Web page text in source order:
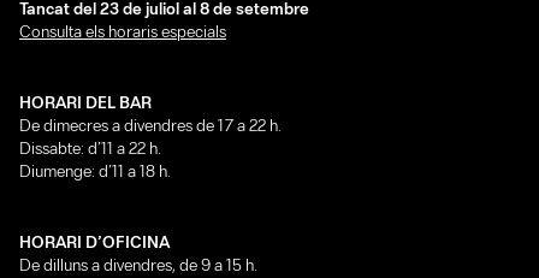
Tancat del 23 de juliol al 8 de setembre
Consulta els horaris especials
HORARI DEL BAR
De dimecres a divendres de 17 a 22 h.
Dissabte: d’11 a 22 h.
Diumenge: d’11 a 18 h.
HORARI D’OFICINA
De dilluns a divendres, de 9 a 15 h.